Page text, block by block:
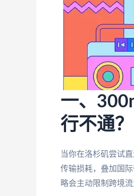
一、
行不通？
当你在洛杉矶尝试
传输损耗，叠加国
略会主动限制跨境